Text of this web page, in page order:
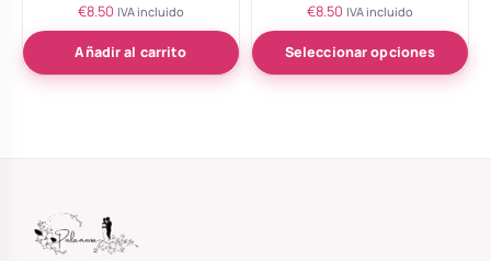
Valorado
5.00
de 5
€8.50 IVA incluido
Añadir al carrito
Valorado
5.00
de 5
€8.50 IVA incluido
Seleccionar opciones